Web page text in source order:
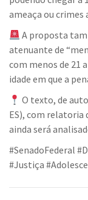
ameaça ou crimes
A proposta
atenuante de
com menos de 21
idade em que a
O texto, de
ES), com relatoria
ainda será
#SenadoFederal
#Justiça